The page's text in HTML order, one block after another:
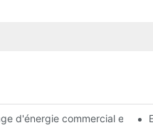
d'énergie commercial en